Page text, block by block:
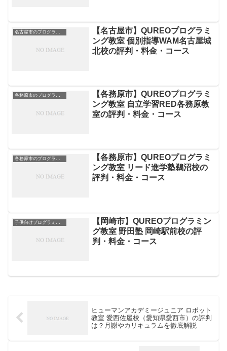
【名古屋市】QUREOプログラミ
ング教室 個別指導WAM名古屋城
北校の評判・料金・コース
各務原市のプログラミングスクール
【各務原市】QUREOプログラミ
ング教室 自立学習RED各務原教
室の評判・料金・コース
各務原市のプログラミングスクール
【各務原市】QUREOプログラミ
ング教室 リード進学塾鵜沼校の
評判・料金・コース
【岡崎市】QUREOプログラミン
グ教室 野田塾 岡崎駅前校の評
判・料金・コース
ヒューマンアカデミージュニア ロボット
教室 愛西佐屋校（愛知県愛西市）の評判
は？月謝やカリキュラムを徹底解説